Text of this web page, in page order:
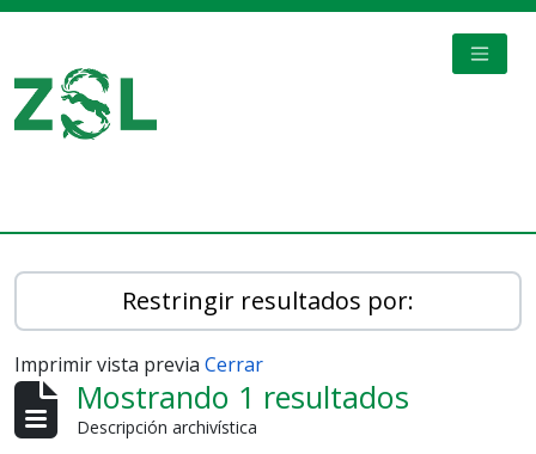
Restringir resultados por:
Imprimir vista previa Cerrar
Mostrando 1 resultados
Descripción archivística